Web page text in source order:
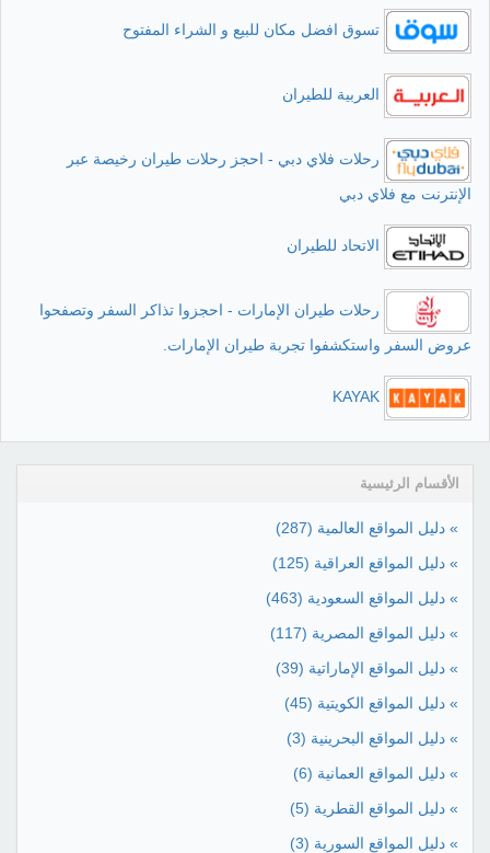
تسوق افضل مكان للبيع و الشراء المفتوح
العربية للطيران
رحلات فلاي دبي - احجز رحلات طيران رخيصة عبر
الإنترنت مع فلاي دبي
الاتحاد للطيران
رحلات طيران الإمارات - احجزوا تذاكر السفر وتصفحوا
عروض السفر واستكشفوا تجربة طيران الإمارات.
KAYAK
الأقسام الرئيسية
» دليل المواقع العالمية (287)
» دليل المواقع العراقية (125)
» دليل المواقع السعودية (463)
» دليل المواقع المصرية (117)
» دليل المواقع الإماراتية (39)
» دليل المواقع الكويتية (45)
» دليل المواقع البحرينية (3)
» دليل المواقع العمانية (6)
» دليل المواقع القطرية (5)
» دليل المواقع السورية (3)